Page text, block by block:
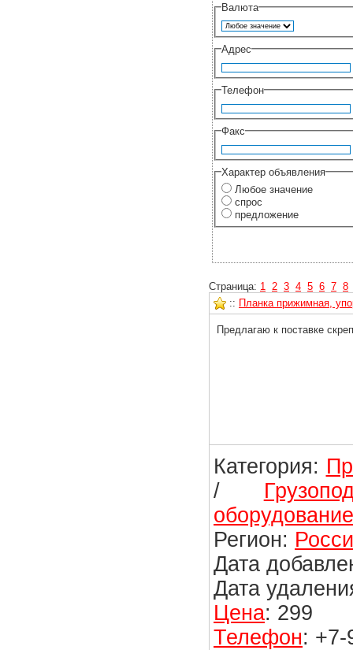
Валюта
Адрес
Телефон
Факс
Характер объявления
Любое значение
спрос
предложение
Страница: 1 2 3 4 5 6 7 8
:: Планка прижимная,
Предлагаю к поставке
Категория:
/
оборудование
Регион:
Дата
Дата
Цена: 299
Телефон: +7-